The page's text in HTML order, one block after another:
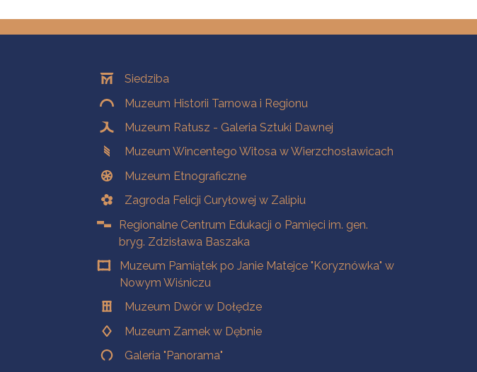
OddziałySiedziba
Muzeum Historii Tarnowa i Regionu
Muzeum Ratusz - Galeria Sztuki Dawnej
Muzeum Wincentego Witosa w Wierzchosławicach
Muzeum Etnograficzne
Zagroda Felicji Curyłowej w Zalipiu
Regionalne Centrum Edukacji o Pamięci im. gen.
bryg. Zdzisława Baszaka
Muzeum Pamiątek po Janie Matejce "Koryznówka" w
Nowym Wiśniczu
Muzeum Dwór w Dołędze
Muzeum Zamek w Dębnie
Galeria "Panorama"